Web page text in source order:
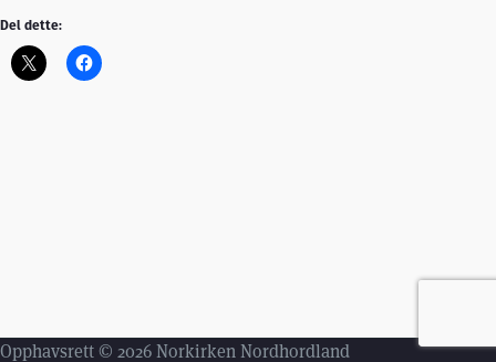
Del dette:
Opphavsrett © 2026 Norkirken Nordhordland